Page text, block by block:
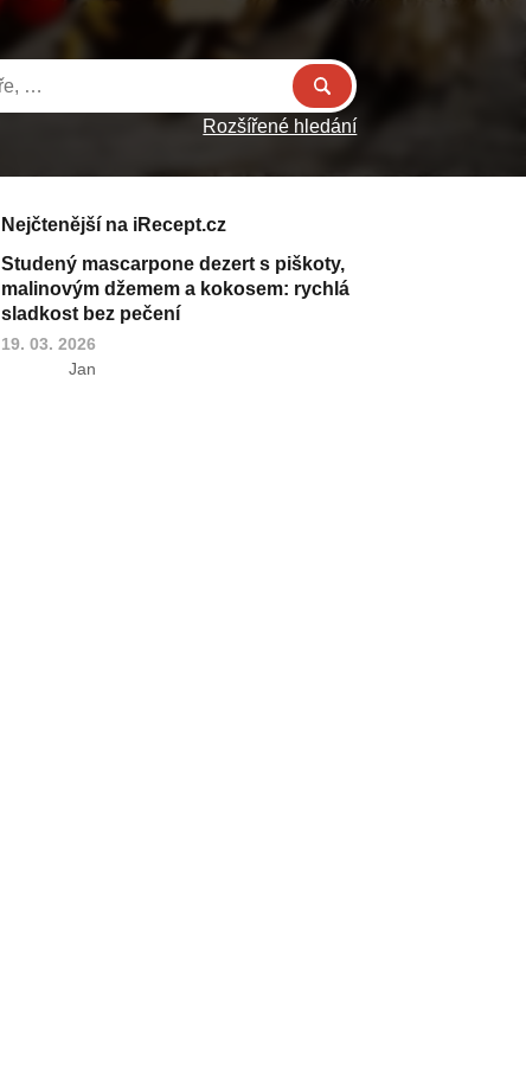
Rozšířené hledání
Nejčtenější na iRecept.cz
Studený mascarpone dezert s piškoty,
malinovým džemem a kokosem: rychlá
sladkost bez pečení
19. 03. 2026
Jan